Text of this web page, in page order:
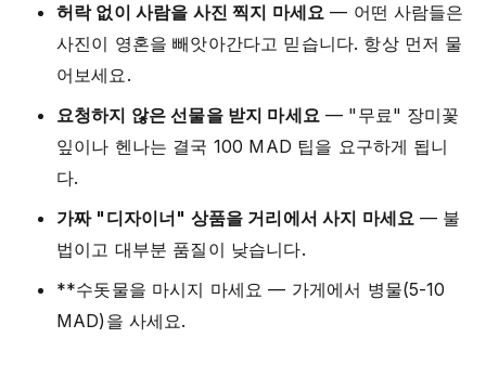
허락 없이 사람을 사진 찍지 마세요 — 어떤 사람들은
사진이 영혼을 빼앗아간다고 믿습니다. 항상 먼저 물
어보세요.
요청하지 않은 선물을 받지 마세요— "무료" 장미꽃
잎이나 헨나는 결국 100 MAD 팁을 요구하게 됩니
다.
가짜 "디자이너" 상품을 거리에서 사지 마세요 — 불
법이고 대부분 품질이 낮습니다.
**수돗물을 마시지 마세요 — 가게에서 병물(5-10
MAD)을 사세요.